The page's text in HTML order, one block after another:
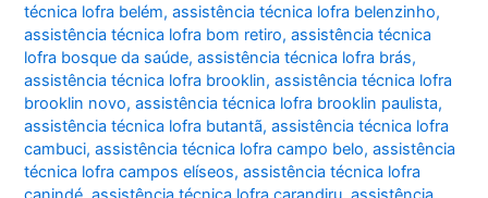
técnica lofra belém,assistência técnica lofra belenzinho,
assistência técnica lofra bom retiro,assistência técnica
lofra bosque da saúde,assistência técnica lofra brás,
assistência técnica lofra brooklin,assistência técnica lofra
brooklin novo,assistência técnica lofra brooklin paulista,
assistência técnica lofra butantã,assistência técnica lofra
cambuci,assistência técnica lofra campo belo,assistência
técnica lofra campos elíseos,assistência técnica lofra